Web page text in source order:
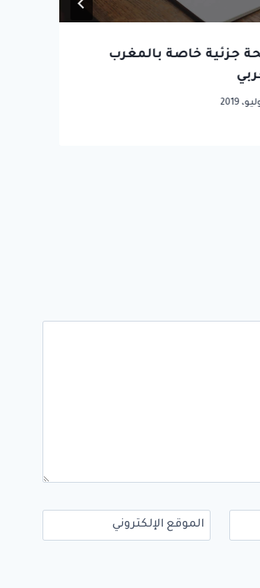
جزئية خاصة بالمغرب
الموقع الإلكتروني